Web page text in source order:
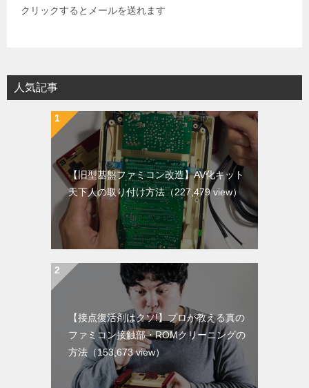
クリックするとメールを送れます
人気記事
【旧型基盤ファミコン改造】AV化キット
天下人の取り付け方法（227,479 view）
【接点復活剤はクソ!】プロが教える真の
ファミコン接触部・ROMクリーニングの
方法（153,673 view）